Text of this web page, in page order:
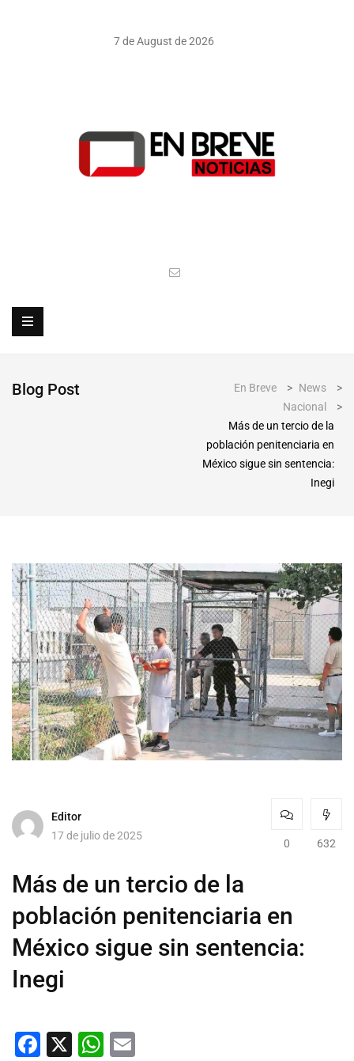
7 de August de 2026
Blog Post En Breve > News
>
Nacional
>
Más de un tercio de la
población penitenciaria en
México sigue sin sentencia:
Inegi
Editor
17 de julio de 2025
0 632
Más de un tercio de la
población penitenciaria en
México sigue sin sentencia:
Inegi
Facebook
X WhatsApp